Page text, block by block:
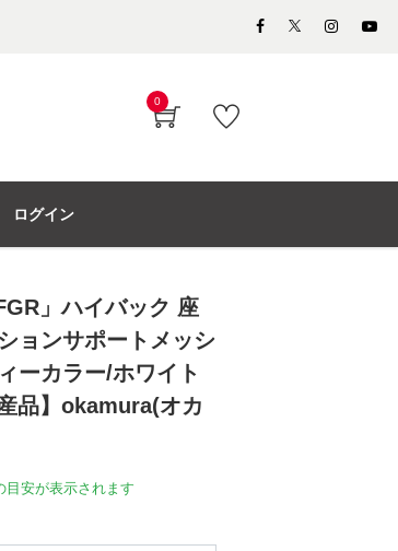
0
ログイン
」ハイバック 座
ョンサポートメッシ
ーカラー/ホワイト
品】okamura(オカ
安が表示されます